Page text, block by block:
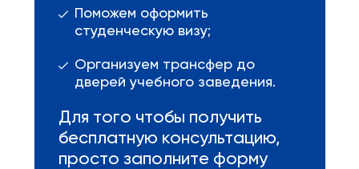
Поможем оформить
студенческую визу;
Организуем трансфер до
дверей учебного заведения.
Для того чтобы получить
бесплатную консультацию,
просто заполните форму